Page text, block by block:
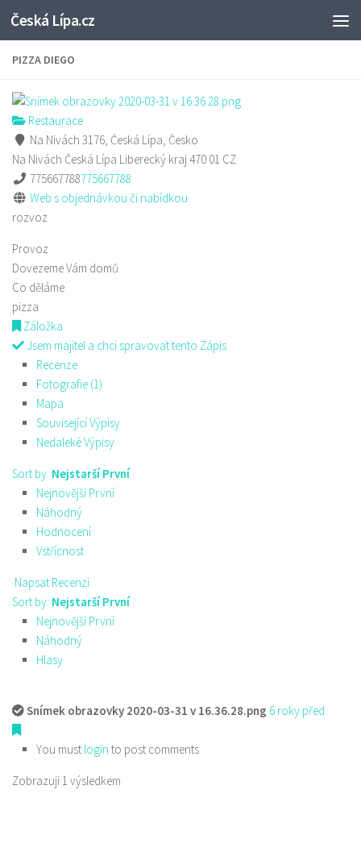
Skip to content
Česká Lípa.cz
PIZZA DIEGO
Restaurace
Na Nivách 3176, Česká Lípa, Česko
Na Nivách Česká Lípa Liberecký kraj470 01 CZ
775667788775667788
Web s objednávkou či nabídkou
rozvoz
Provoz
Dovezeme Vám domů
Co děláme
pizza
Záložka
Jsem majitel a chci spravovat tento Zápis
Recenze
Fotografie (1)
Mapa
Související Výpisy
Nedaleké Výpisy
Sort by: Nejstarší První
Nejnovější První
Náhodný
Hodnocení
Vstřícnost
Napsat Recenzi
Sort by: Nejstarší První
Nejnovější První
Náhodný
Hlasy
Snímek obrazovky 2020-03-31 v 16.36.28.png 6 roky před
You must login to post comments
Zobrazuji 1 výsledkem